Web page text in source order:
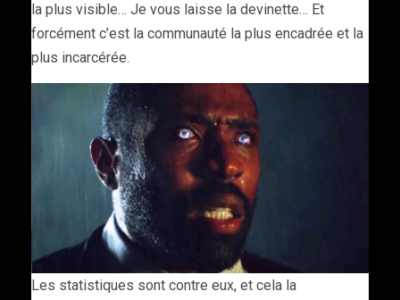
la plus visible… Je vous laisse la devinette… Et
forcément c’est la communauté la plus encadrée et la
plus incarcérée.
Les statistiques sont contre eux, et cela la